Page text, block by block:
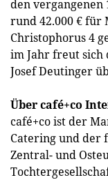
den vergangenen
rund 42.000 € für
Christophorus 4
im Jahr freut sich
Josef Deutinger
Über café+co
café+co ist der
Catering und der
Zentral- und